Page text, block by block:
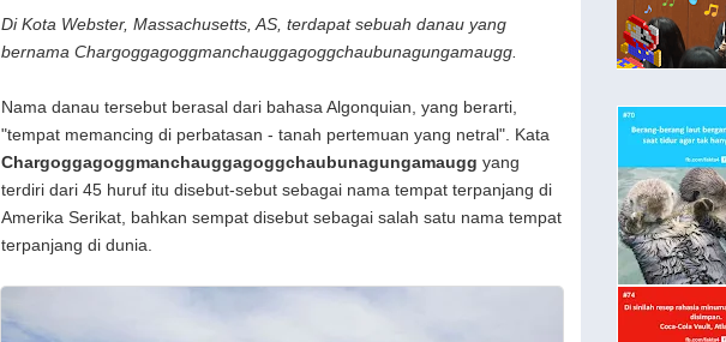
Di Kota Webster, Massachusetts, AS, terdapat sebuah danau yang
bernama Chargoggagoggmanchauggagoggchaubunagungamaugg.
Nama danau tersebut berasal dari bahasa Algonquian, yang berarti,
"tempat memancing di perbatasan - tanah pertemuan yang netral". Kata
Chargoggagoggmanchauggagoggchaubunagungamaugg yang
terdiri dari 45 huruf itu disebut-sebut sebagai nama tempat terpanjang di
Amerika Serikat, bahkan sempat disebut sebagai salah satu nama tempat
terpanjang di dunia.